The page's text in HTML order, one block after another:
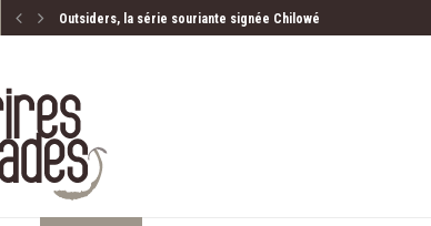
Outsiders, la série souriante signée Chilowé